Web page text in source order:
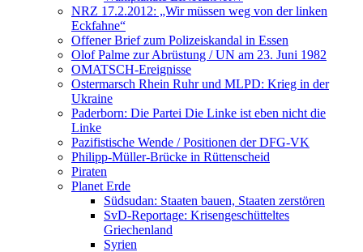
NRZ 17.2.2012: „Wir müssen weg von der linken
Eckfahne“
Offener Brief zum Polizeiskandal in Essen
Olof Palme zur Abrüstung / UN am 23. Juni 1982
OMATSCH-Ereignisse
Ostermarsch Rhein Ruhr und MLPD: Krieg in der
Ukraine
Paderborn: Die Partei Die Linke ist eben nicht die
Linke
Pazifistische Wende / Positionen der DFG-VK
Philipp-Müller-Brücke in Rüttenscheid
Piraten
Planet Erde
Südsudan: Staaten bauen, Staaten zerstören
SvD-Reportage: Krisengeschütteltes
Griechenland
Syrien